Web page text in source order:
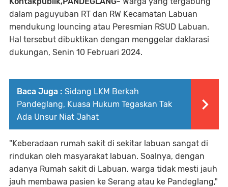
dalam paguyuban RT dan RW Kecamatan Labuan
mendukung louncing atau Peresmian RSUD Labuan.
Hal tersebut dibuktikan dengan menggelar daklarasi
dukungan, Senin 10 Februari 2024.
Baca Juga : Sidang LKM Berkah
Pandeglang, Kuasa Hukum Tegaskan Tak
Ada Unsur Niat Jahat
"Keberadaan rumah sakit di sekitar labuan sangat di
rindukan oleh masyarakat labuan. Soalnya, dengan
adanya Rumah sakit di Labuan, warga tidak mesti jauh
jauh membawa pasien ke Serang atau ke Pandeglang,"